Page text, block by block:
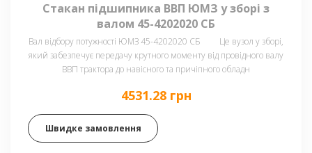
Стакан підшипника ВВП ЮМЗ у зборі з
валом 45-4202020 СБ
Вал відбору потужності ЮМЗ 45-4202020 СБ Це вузол у зборі,
який забезпечує передачу крутного моменту від провідного валу
ВВП трактора до навісного та причіпного обладн
4531.28 грн
Швидке замовлення